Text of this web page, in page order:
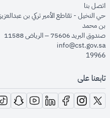
اتصل بنا
حي النخيل - تقاطع الأمير تركي بن
بن محمد
صندوق البريد 75606 – الرياض 11588
info@cst.gov.sa
19966
تابعنا على
opens in new window
opens in new window
opens in new window
in new window
new window